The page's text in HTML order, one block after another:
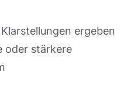
ergeben
oder stärkere